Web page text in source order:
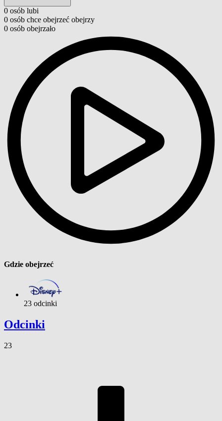
0 osób lubi
0 osób chce obejrzeć obejrzy
0 osób obejrzało
Gdzie obejrzeć
23 odcinki
Odcinki
23